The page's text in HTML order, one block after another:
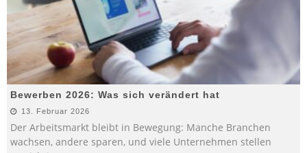
Bewerben 2026: Was sich verändert hat
13. Februar 2026
Der Arbeitsmarkt bleibt in Bewegung: Manche Branchen
wachsen, andere sparen, und viele Unternehmen stellen